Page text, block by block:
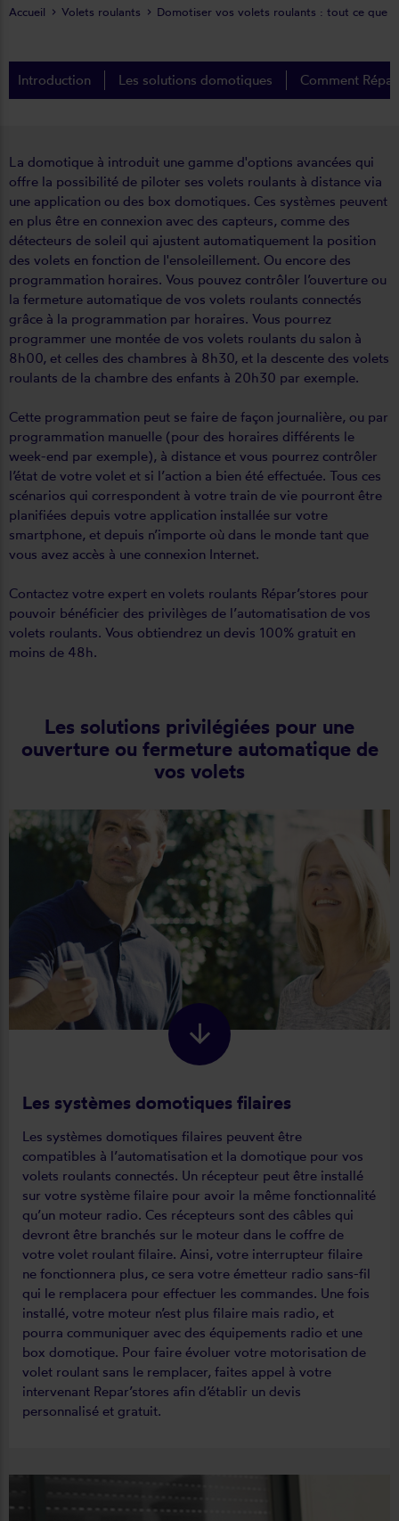
Introduction Les solutions domotiques Comment
La domotique à introduit une gamme d'options avancées qui
offre la possibilité de piloter ses volets roulants à distance via
une application ou des box domotiques. Ces systèmes peuvent
en plus être en connexion avec des capteurs, comme des
détecteurs de soleil qui ajustent automatiquement la position
des volets en fonction de l'ensoleillement. Ou encore des
programmation horaires. Vous pouvez contrôler l’ouverture ou
la fermeture automatique de vos volets roulants connectés
grâce à la programmation par horaires. Vous pourrez
programmer une montée de vos volets roulants du salon à
8h00, et celles des chambres à 8h30, et la descente des volets
roulants de la chambre des enfants à 20h30 par exemple.
Cette programmation peut se faire de façon journalière, ou par
programmation manuelle (pour des horaires différents le
week-end par exemple), à distance et vous pourrez contrôler
l’état de votre volet et si l’action a bien été effectuée. Tous ces
scénarios qui correspondent à votre train de vie pourront être
planifiées depuis votre application installée sur votre
smartphone, et depuis n’importe où dans le monde tant que
vous avez accès à une connexion Internet.
Contactez votre expert en volets roulants Répar’stores pour
pouvoir bénéficier des privilèges de l’automatisation de vos
volets roulants. Vous obtiendrez un devis 100% gratuit en
moins de 48h.
Les solutions privilégiées pour une
ouverture ou fermeture automatique de
vos volets
Les systèmes domotiques filaires
Les systèmes domotiques filaires peuvent être
compatibles à l’automatisation et la domotique pour vos
volets roulants connectés. Un récepteur peut être installé
sur votre système filaire pour avoir la même fonctionnalité
qu’un moteur radio. Ces récepteurs sont des câbles qui
devront être branchés sur le moteur dans le coffre de
votre volet roulant filaire. Ainsi, votre interrupteur filaire
ne fonctionnera plus, ce sera votre émetteur radio sans-fil
qui le remplacera pour effectuer les commandes. Une fois
installé, votre moteur n’est plus filaire mais radio, et
pourra communiquer avec des équipements radio et une
box domotique. Pour faire évoluer votre motorisation de
volet roulant sans le remplacer, faites appel à votre
intervenant Repar’stores afin d’établir un devis
personnalisé et gratuit.
Accueil Volets roulants Domotiser vos volets roulants : tout ce que